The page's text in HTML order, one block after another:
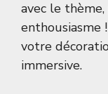
avec le
enthousiasme
votre
immersive.